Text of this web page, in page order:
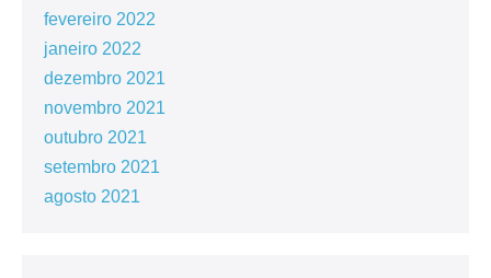
fevereiro 2022
janeiro 2022
dezembro 2021
novembro 2021
outubro 2021
setembro 2021
agosto 2021